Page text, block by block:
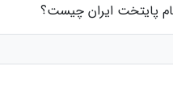
پایتخت ایران چیست؟